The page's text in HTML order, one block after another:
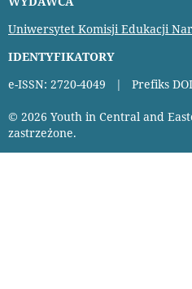
Uniwersytet Komisji Edukacji
IDENTYFIKATORY
e-ISSN: 2720-4049 | Prefiks
© 2026 Youth in Central and
zastrzeżone.